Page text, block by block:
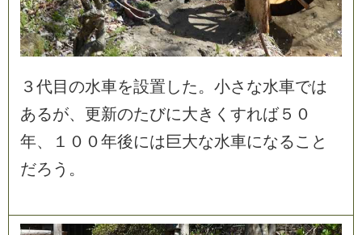
３代目 の水車を設置 した。 小さ な水車では
あるが、 更新のたびに大き く すれば５ ０
年、 １ ０ ０年後には 巨大な水車になるこ と
だろ う 。